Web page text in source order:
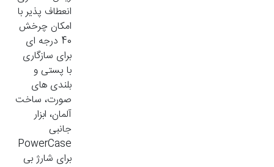
انعطاف پذیر با
امکان چرخش
40 درجه ای
برای سازگاری
با پستی و
بلندی های
صورت، ساخت
آلمان، ابزار
جانبی
PowerCase
برای شارژ بی